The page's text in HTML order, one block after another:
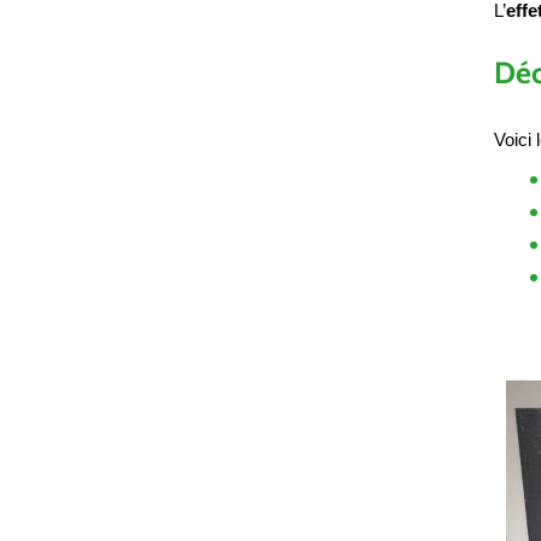
L’
Voici